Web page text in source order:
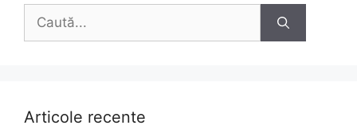
Caută
Articole recente